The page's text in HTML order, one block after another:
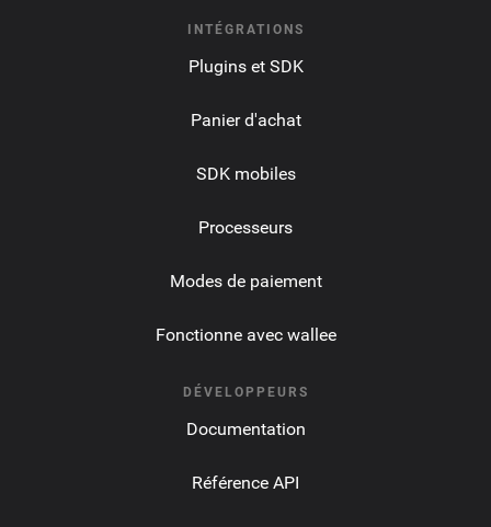
INTÉGRATIONS
Plugins et SDK
Panier d'achat
SDK mobiles
Processeurs
Modes de paiement
Fonctionne avec wallee
DÉVELOPPEURS
Documentation
Référence API